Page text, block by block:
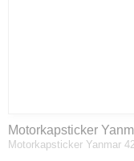
Motorkapsticker
Motorkapsticker Yanmar